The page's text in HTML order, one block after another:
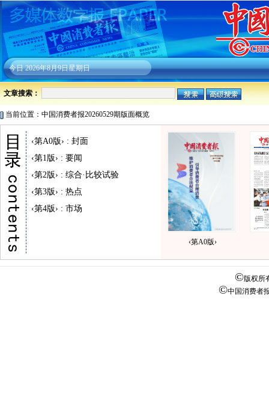
今日2026年8月9日星期日
文章搜索：
当前位置：中国消费者报20260529期版面概览
‹第A0版› : 封面
‹第1版› : 要闻
‹第2版› : 综合·比较试验
‹第3版› : 热点
‹第4版› : 市场
‹第A0版›
©版权所
©中国消费者